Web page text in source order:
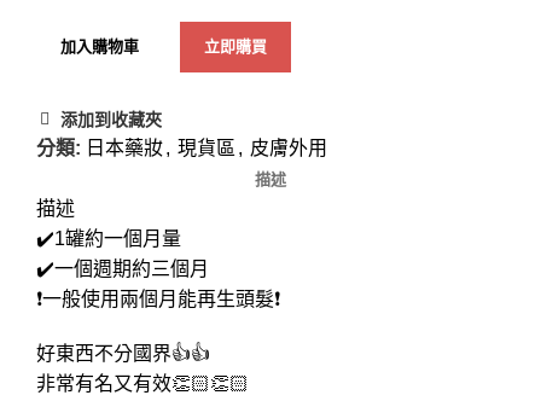
加入購物車 立即購買
添加到收藏夾
分類: 日本藥妝, 現貨區 , 皮膚外用
描述
描述
✔️1罐約一個月量
✔️一個週期約三個月
❗️一般使用兩個月能再生頭髮❗️
好東西不分國界👍👍
非常有名又有效👏🏻👏🏻